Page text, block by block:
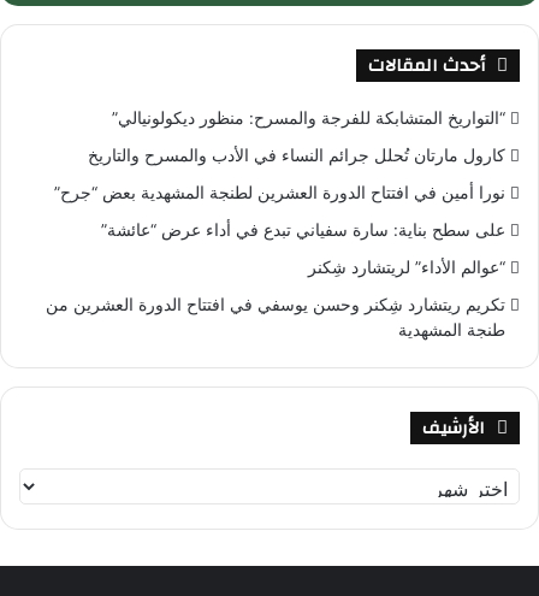
أحدث المقالات
“التواريخ المتشابكة للفرجة والمسرح: منظور ديكولونيالي”
كارول مارتان تُحلل جرائم النساء في الأدب والمسرح والتاريخ
نورا أمين في افتتاح الدورة العشرين لطنجة المشهدية بعض “جرح”
على سطح بناية: سارة سفياني تبدع في أداء عرض “عائشة”
“عوالم الأداء” لريتشارد شِكنر
تكريم ريتشارد شِكنر وحسن يوسفي في افتتاح الدورة العشرين من
طنجة المشهدية
الأرشيف
أ
ر
ش